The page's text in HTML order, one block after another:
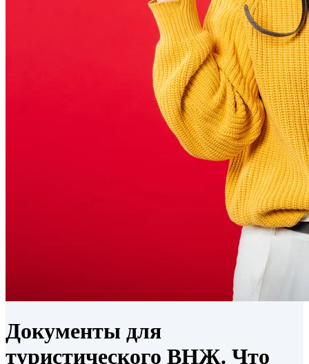
Документы для
туристического ВНЖ. Что